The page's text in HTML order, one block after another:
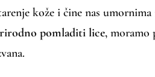
kože i čine nas
pomladiti lice,